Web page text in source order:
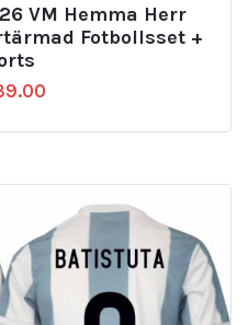
5 VM Hemma Herr
Fotbollsset +